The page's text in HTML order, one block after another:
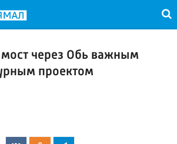
мост через Обь важным
проектом